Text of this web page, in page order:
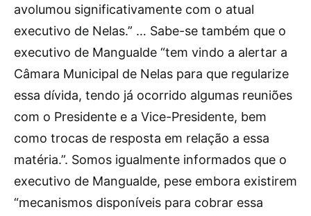
avolumou significativamente com o atual
executivo de Nelas.” … Sabe-se também que o
executivo de Mangualde “tem vindo a alertar a
Câmara Municipal de Nelas para que regularize
essa dívida, tendo já ocorrido algumas reuniões
com o Presidente e a Vice-Presidente, bem
como trocas de resposta em relação a essa
matéria.”. Somos igualmente informados que o
executivo de Mangualde, pese embora existirem
“mecanismos disponíveis para cobrar essa